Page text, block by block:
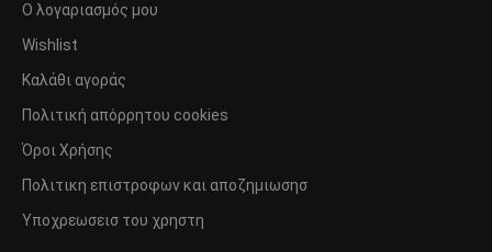
Ο λογαριασμός μου
Wishlist
Καλάθι αγοράς
Πολιτική απόρρητου cookies
Όροι Χρήσης
Πολιτικη επιστροφων και αποζημιωσησ
Υποχρεωσεισ του χρηστη